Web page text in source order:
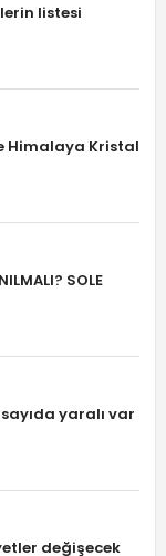
listesi
Himalaya Kristal
SOLE
yaralı var
değişecek